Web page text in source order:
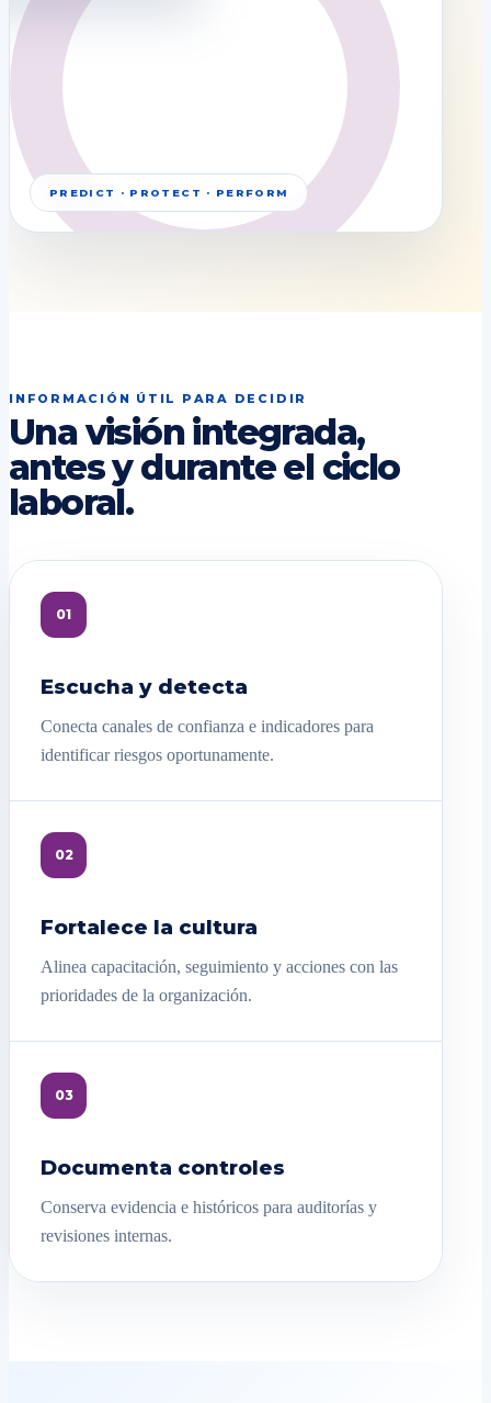
PREDICT · PROTECT · PERFORM
INFORMACIÓN ÚTIL PARA DECIDIR
Una visión integrada,
antes y durante el ciclo
laboral.
01
Escucha y detecta
Conecta canales de confianza e indicadores para
identificar riesgos oportunamente.
02
Fortalece la cultura
Alinea capacitación, seguimiento y acciones con las
prioridades de la organización.
03
Documenta controles
Conserva evidencia e históricos para auditorías y
revisiones internas.